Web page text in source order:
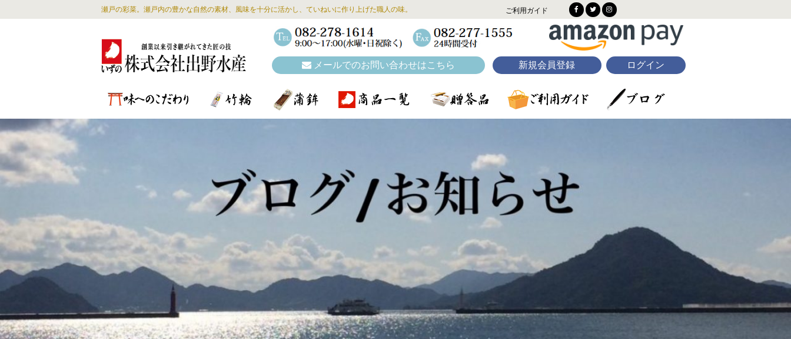
瀬戸の彩菜。瀬戸内の豊かな自然の素材、風味を十分に活かし、ていねいに作り上げた職人の味。 ご利用ガイド
メールでのお問い合わせはこちら 新規会員登録 ログイン